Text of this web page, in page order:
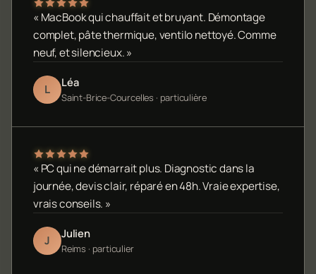
« MacBook qui chauffait et bruyant. Démontage
complet, pâte thermique, ventilo nettoyé. Comme
neuf, et silencieux. »
L Léa
Saint-Brice-Courcelles · particulière
« PC qui ne démarrait plus. Diagnostic dans la
journée, devis clair, réparé en 48h. Vraie expertise,
vrais conseils. »
J Julien
Reims · particulier